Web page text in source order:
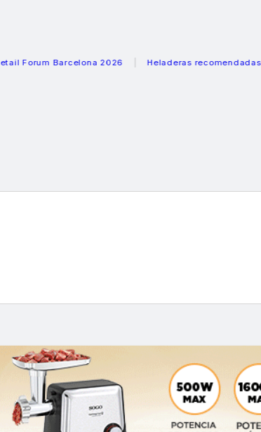
Barcelona 2026 Heladeras recomendadas verano